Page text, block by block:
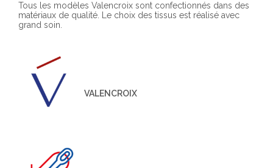
Tous les modèles Valencroix sont confectionnés dans des
matériaux de qualité. Le choix des tissus est réalisé avec
grand soin.
VALENCROIX